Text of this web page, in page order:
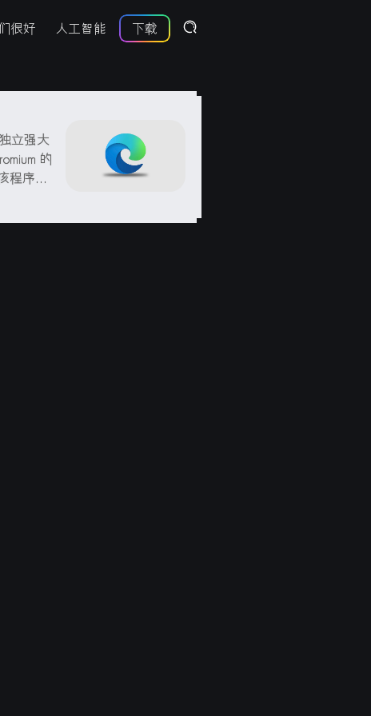
下载
很好 人工智能
立强大
的
程序是
Ed